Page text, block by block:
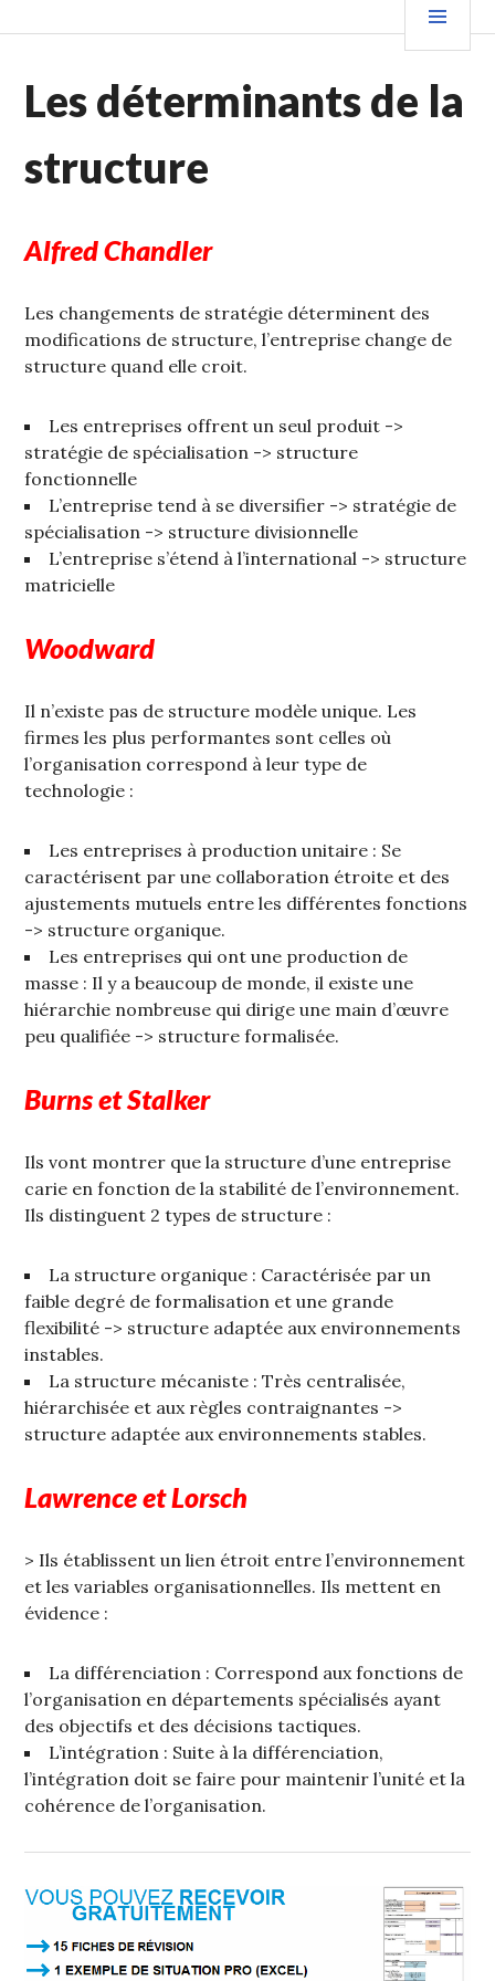
Les déterminants de la
structure
Alfred Chandler
Les changements de stratégie déterminent des
modifications de structure, l’entreprise change de
structure quand elle croit.
Les entreprises offrent un seul produit ->
stratégie de spécialisation -> structure
fonctionnelle
L’entreprise tend à se diversifier -> stratégie de
spécialisation -> structure divisionnelle
L’entreprise s’étend à l’international -> structure
matricielle
Woodward
Il n’existe pas de structure modèle unique. Les
firmes les plus performantes sont celles où
l’organisation correspond à leur type de
technologie :
Les entreprises à production unitaire : Se
caractérisent par une collaboration étroite et des
ajustements mutuels entre les différentes fonctions
-> structure organique.
Les entreprises qui ont une production de
masse : Il y a beaucoup de monde, il existe une
hiérarchie nombreuse qui dirige une main d’œuvre
peu qualifiée -> structure formalisée.
Burns et Stalker
Ils vont montrer que la structure d’une entreprise
carie en fonction de la stabilité de l’environnement.
Ils distinguent 2 types de structure :
La structure organique : Caractérisée par un
faible degré de formalisation et une grande
flexibilité -> structure adaptée aux environnements
instables.
La structure mécaniste : Très centralisée,
hiérarchisée et aux règles contraignantes ->
structure adaptée aux environnements stables.
Lawrence et Lorsch
> Ils établissent un lien étroit entre l’environnement
et les variables organisationnelles. Ils mettent en
évidence :
La différenciation : Correspond aux fonctions de
l’organisation en départements spécialisés ayant
des objectifs et des décisions tactiques.
L’intégration : Suite à la différenciation,
l’intégration doit se faire pour maintenir l’unité et la
cohérence de l’organisation.